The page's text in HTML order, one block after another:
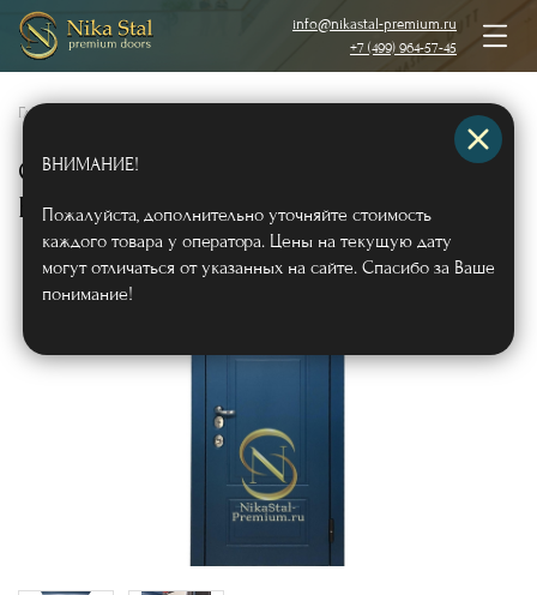
info@nikastal-premium.ru
+7 (499) 964-57-45
Главная Двери с отделкой МДФ
Синяя входная дверь с щитами МДФ
RAL и карнизомАрт486
ВНИМАНИЕ!
Пожалуйста, дополнительно уточняйте стоимость
каждого товара у оператора. Цены на текущую дату
могут отличаться от указанных на сайте. Спасибо за Ваше
понимание!